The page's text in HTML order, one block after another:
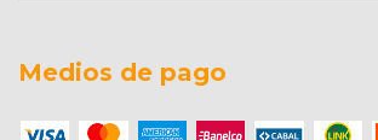
Medios de pago